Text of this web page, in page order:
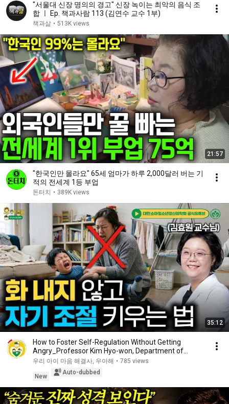
"서울대 신장 명의의 경고" 신장 녹이는 최악의 음식 조
합 ㅣ Ep. 책과사람 113 (김연수 교수 1부)
책과삶 • 513K views
21:57
"한국인만 몰라요" 65세 엄마가 하루 2,000달러 버는 기
적의 전세계 1등 부업
돈터치 • 389K views
35:12
How to Foster Self-Regulation Without Getting
Angry_Professor Kim Hyo-won, Department of
Psychiat...
우리 아이 마음 해결사, 우아해 • 785 views
New
Auto-dubbed